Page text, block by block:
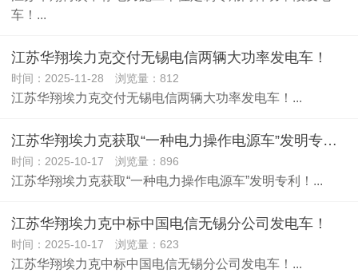
车！...
江苏华翔埃力克交付无锡电信两辆大功率发电车！
时间：2025-11-28 浏览量：812
江苏华翔埃力克交付无锡电信两辆大功率发电车！...
江苏华翔埃力克获取“一种电力操作电源车”发明专利！
时间：2025-10-17 浏览量：896
江苏华翔埃力克获取“一种电力操作电源车”发明专利！...
江苏华翔埃力克中标中国电信无锡分公司发电车！
时间：2025-10-17 浏览量：623
江苏华翔埃力克中标中国电信无锡分公司发电车！...